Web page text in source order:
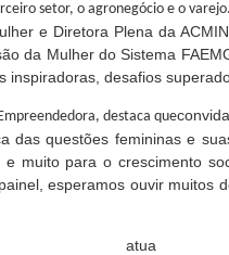
setor, o agronegócio e o
e Diretora Plena da
da Mulher do Sistema
desafios
destaca que
das questões femininas e
muito para o crescimento
esperamos ouvir